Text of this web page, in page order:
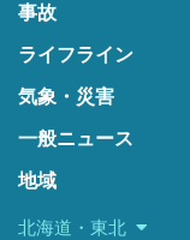
事故
ライフライン
気象・災害
一般ニュース
地域
北海道・東北